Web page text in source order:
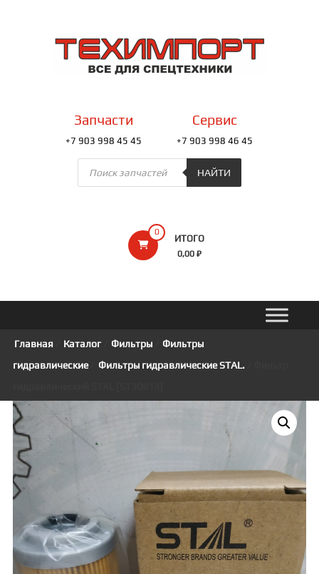
содержимомуТЕХИМПОРТ
Всё
0
ИТОГО
0,00 ₽
Запчасти
+7 903 998 45 45
Сервис
+7 903 998 46 45
Поиск
товаров
НАЙТИ
Главная Каталог/ Фильтры/
Фильтры
гидравлические/ Фильтры гидравлические STAL./ Фильтр